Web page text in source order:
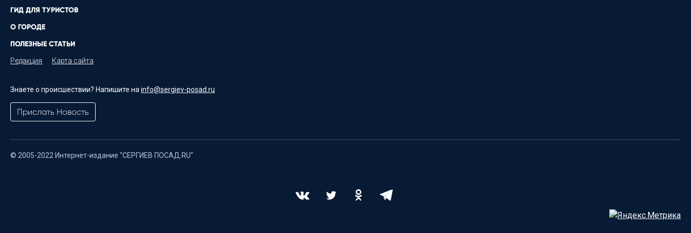
ГИД ДЛЯ ТУРИСТОВ
О ГОРОДЕ
ПОЛЕЗНЫЕ СТАТЬИ
Редакция Карта сайта
Знаете о происшествии? Напишите на info@sergiev-posad.ru
Прислать Новость
© 2005-2022 Интернет-издание "СЕРГИЕВ ПОСАД.RU"